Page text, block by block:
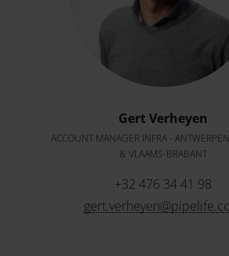
Gert Verheyen
ACCOUNT MANAGER INFRA -
& VLAAMS-BRABANT
+32 476 34 41 98